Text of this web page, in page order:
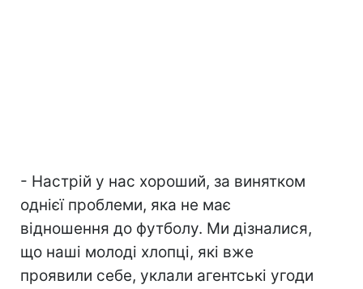
- Настрій у нас хороший, за винятком
однієї проблеми, яка не має
відношення до футболу. Ми дізналися,
що наші молоді хлопці, які вже
проявили себе, уклали агентські угоди